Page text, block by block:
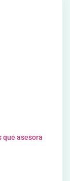
que asesora